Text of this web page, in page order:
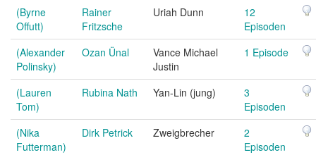
(Byrne
Offutt)
Rainer
Fritzsche
Uriah Dunn
12
Episoden
(Alexander
Polinsky)
Ozan Ünal
Vance Michael
Justin
1 Episode
(Lauren
Tom)
Rubina Nath Yan-Lin (jung)
3
Episoden
(Nika
Futterman)
Dirk Petrick Zweigbrecher
2
Episoden